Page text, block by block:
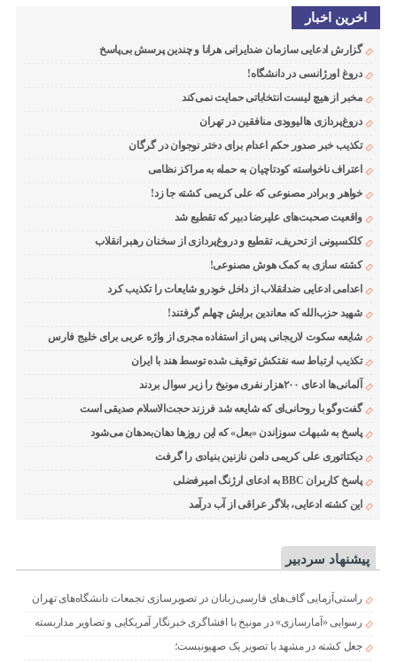
اخرین اخبار
گزارش ادعایی سازمان ضدایرانی هرانا و چندین پرسش بی‌پاسخ
دروغ اورژانسی در دانشگاه!
مخبر از هیچ لیست انتخاباتی حمایت نمی‌کند
دروغ‌پردازی هالیوودی منافقین در تهران
تکذیب خبر صدور حکم اعدام برای دختر نوجوان در گرگان
اعتراف ناخواسته کودتاچیان به حمله به مراکز نظامی
خواهر و برادر مصنوعی که علی کریمی کشته جا زد!
واقعیت صحبت‌های علیرضا دبیر که تقطیع شد
کلکسیونی از تحریف، تقطیع و دروغ‌پردازی از سخنان رهبر انقلاب
کشته سازی به کمک هوش مصنوعی!
اعدامی ادعایی ضدانقلاب از داخل خودرو شایعات را تکذیب کرد
شهید حزب‌الله که معاندین برایش چهلم گرفتند!
شایعه سکوت لاریجانی پس از استفاده مجری از واژه عربی برای خلیج فارس
تکذیب ارتباط سه نفتکش توقیف شده توسط هند با ایران
آلمانی‌ها ادعای ۲۰۰هزار نفری مونیخ را زیر سوال بردند
گفت‌وگو با روحانی‌ای که شایعه شد فرزند حجت‌الاسلام صدیقی است
پاسخ به شبهات سوزاندن «بعل» که این روزها دهان‌به‌دهان می‌شود
دیکتاتوری علی کریمی دامن نازنین بنیادی را گرفت
پاسخ کاربران BBC به ادعای ارژنگ امیرفضلی
این کشته ادعایی، بلاگر عراقی از آب درآمد
پیشنهاد سردبیر
راستی‌آزمایی گاف‌های فارسی‌زبانان در تصویرسازی تجمعات دانشگاه‌های تهران
رسوایی «آمارسازی» در مونیخ با افشاگری خبرنگار آمریکایی و تصاویر مداربسته
جعل کشته در مشهد با تصویر یک صهیونیست؛